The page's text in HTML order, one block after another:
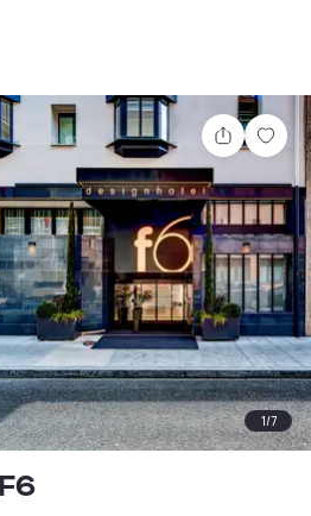
Partager
1/7